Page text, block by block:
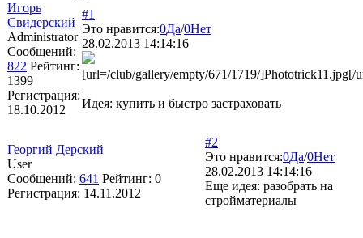
Игорь
Свидерский
Administrator
Сообщений:
822 Рейтинг:
1399
Регистрация:
18.10.2012
#1
Это нравится:0Да/0Нет
28.02.2013 14:14:16
[url=/club/gallery/empty/671/1719/]Phototrick11.jpg[/
Идея: купить и быстро застраховать
Георгий Дерский
User
Сообщений: 641 Рейтинг: 0
Регистрация: 14.11.2012
#2
Это нравится:0Да/0Нет
28.02.2013 14:14:16
Еще идея: разобрать на
стройматериалы